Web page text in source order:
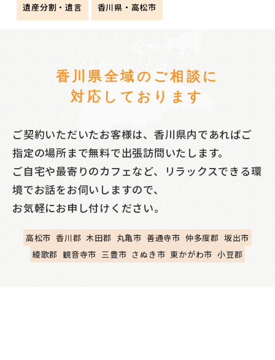
遺産分割・遺言 香川県・高松市
香川県全域のご相談に
対応しております
ご契約いただいたお客様は、香川県内であればご
指定の場所まで無料で出張訪問いたします。
ご自宅や最寄りのカフェなど、リラックスできる環
境でお話をお伺いしますので、
お気軽にお申し付けください。
高松市 香川郡 木田郡 丸亀市 善通寺市 仲多度郡 坂出市
綾歌郡 観音寺市 三豊市 さぬき市 東かがわ市 小豆郡